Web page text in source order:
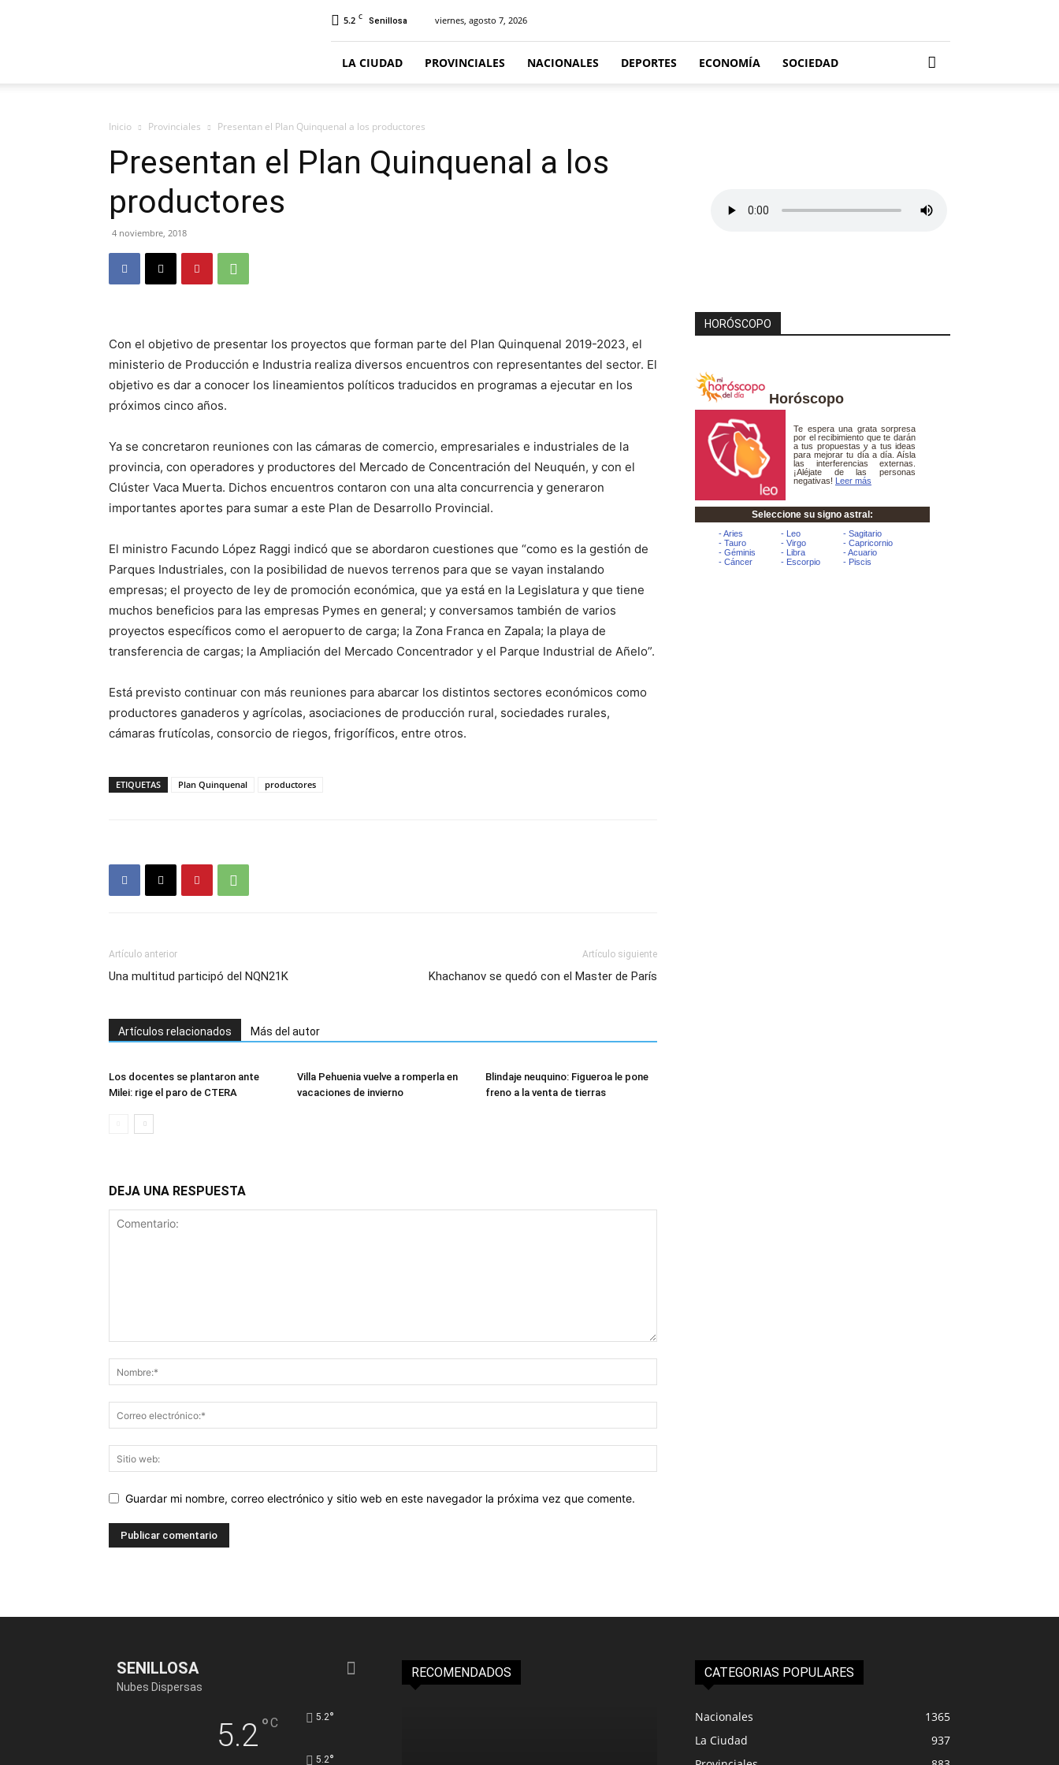
5.2 C Senillosa viernes, agosto 7, 2026
LA CIUDAD PROVINCIALES NACIONALES DEPORTES ECONOMÍA SOCIEDAD
Inicio Provinciales Presentan el Plan Quinquenal a los productores
Presentan el Plan Quinquenal a los
productores
4 noviembre, 2018
Con el objetivo de presentar los proyectos que forman parte del Plan Quinquenal 2019-2023, el
ministerio de Producción e Industria realiza diversos encuentros con representantes del sector. El
objetivo es dar a conocer los lineamientos políticos traducidos en programas a ejecutar en los
próximos cinco años.
Ya se concretaron reuniones con las cámaras de comercio, empresariales e industriales de la
provincia, con operadores y productores del Mercado de Concentración del Neuquén, y con el
Clúster Vaca Muerta. Dichos encuentros contaron con una alta concurrencia y generaron
importantes aportes para sumar a este Plan de Desarrollo Provincial.
El ministro Facundo López Raggi indicó que se abordaron cuestiones que “como es la gestión de
Parques Industriales, con la posibilidad de nuevos terrenos para que se vayan instalando
empresas; el proyecto de ley de promoción económica, que ya está en la Legislatura y que tiene
muchos beneficios para las empresas Pymes en general; y conversamos también de varios
proyectos específicos como el aeropuerto de carga; la Zona Franca en Zapala; la playa de
transferencia de cargas; la Ampliación del Mercado Concentrador y el Parque Industrial de Añelo”.
Está previsto continuar con más reuniones para abarcar los distintos sectores económicos como
productores ganaderos y agrícolas, asociaciones de producción rural, sociedades rurales,
cámaras frutícolas, consorcio de riegos, frigoríficos, entre otros.
ETIQUETAS Plan Quinquenal productores
Artículo anterior
Una multitud participó del NQN21K
Artículo siguiente
Khachanov se quedó con el Master de París
Artículos relacionados Más del autor
Los docentes se plantaron ante
Milei: rige el paro de CTERA
Villa Pehuenia vuelve a romperla en
vacaciones de invierno
Blindaje neuquino: Figueroa le pone
freno a la venta de tierras
DEJA UNA RESPUESTA
Guardar mi nombre, correo electrónico y sitio web en este navegador la próxima vez que comente.
HORÓSCOPO
Horóscopo
SENILLOSA
Nubes Dispersas
5.2°C 5.2°
5.2°
RECOMENDADOS CATEGORIAS POPULARES
Nacionales
1365
La Ciudad
937